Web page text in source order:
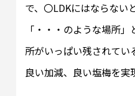
で、〇LDKにはならない
「・・・のような場所
所がいっぱい残されて
良い加減、良い塩梅を実